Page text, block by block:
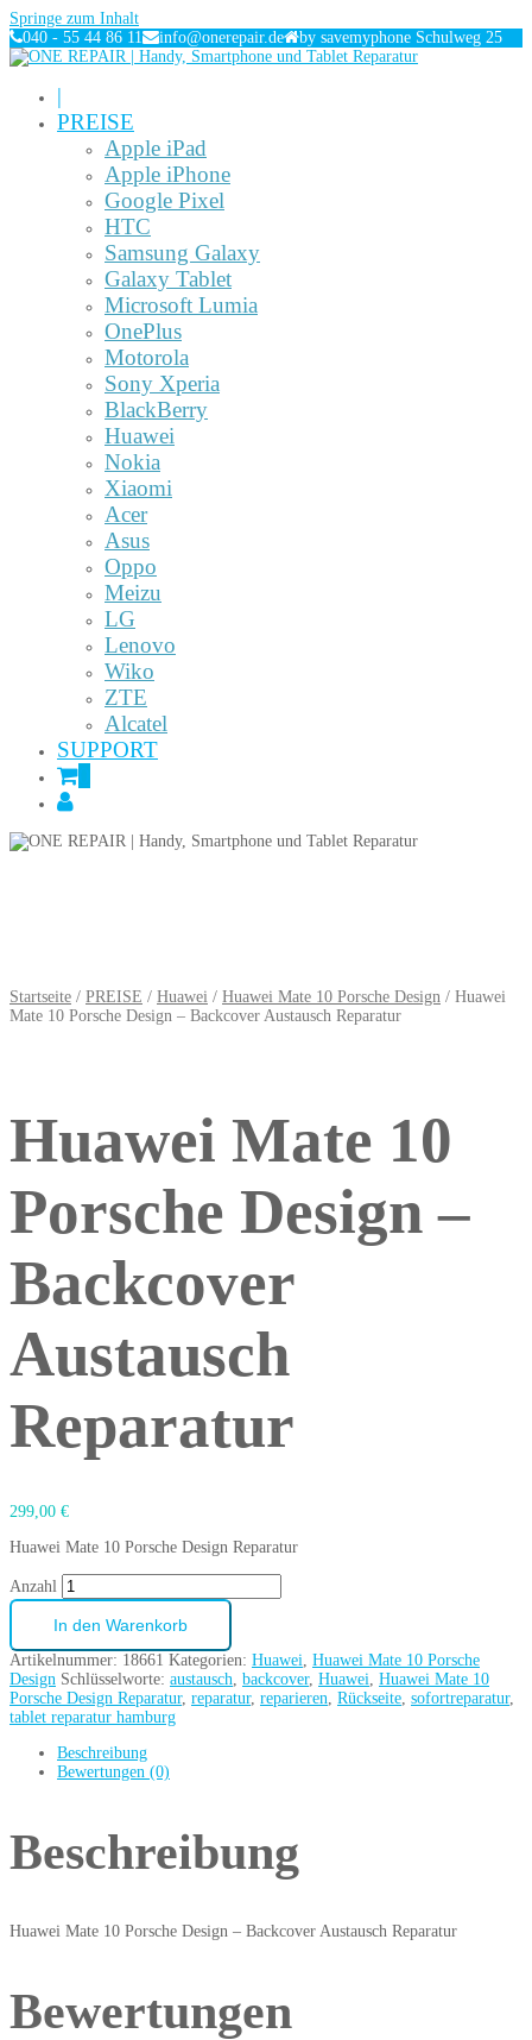
Springe zum Inhalt
040 - 55 44 86 11
info@onerepair.de by savemyphone Schulweg 25
|
PREISE
Apple iPad
Apple iPhone
Google Pixel
HTC
Samsung Galaxy
Galaxy Tablet
Microsoft Lumia
OnePlus
Motorola
Sony Xperia
BlackBerry
Huawei
Nokia
Xiaomi
Acer
Asus
Oppo
Meizu
LG
Lenovo
Wiko
ZTE
Alcatel
SUPPORT
Startseite / PREISE / Huawei / Huawei Mate 10 Porsche Design / Huawei
Mate 10 Porsche Design – Backcover Austausch Reparatur
Huawei Mate 10
Porsche Design –
Backcover
Austausch
Reparatur
299,00 €
Huawei Mate 10 Porsche Design Reparatur
Anzahl
In den Warenkorb
Artikelnummer: 18661 Kategorien: Huawei, Huawei Mate 10 Porsche
Design Schlüsselworte: austausch, backcover, Huawei, Huawei Mate 10
Porsche Design Reparatur, reparatur, reparieren, Rückseite, sofortreparatur,
tablet reparatur hamburg
Beschreibung
Bewertungen (0)
Beschreibung
Huawei Mate 10 Porsche Design – Backcover Austausch Reparatur
Bewertungen